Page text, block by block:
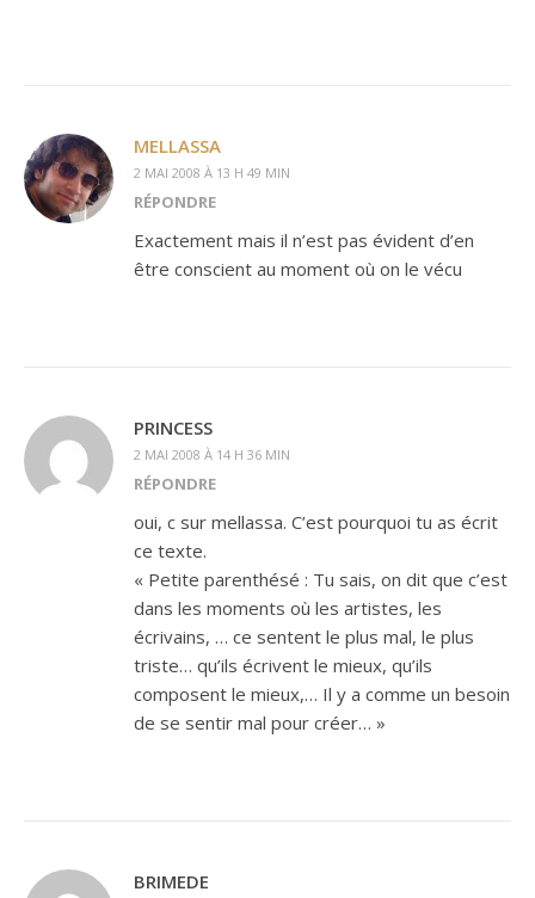
MELLASSA
2 MAI 2008 À 13 H 49 MIN
RÉPONDRE
Exactement mais il n’est pas évident d’en
être conscient au moment où on le vécu
PRINCESS
2 MAI 2008 À 14 H 36 MIN
RÉPONDRE
oui, c sur mellassa. C’est pourquoi tu as écrit
ce texte.
« Petite parenthésé : Tu sais, on dit que c’est
dans les moments où les artistes, les
écrivains, … ce sentent le plus mal, le plus
triste… qu’ils écrivent le mieux, qu’ils
composent le mieux,… Il y a comme un besoin
de se sentir mal pour créer… »
BRIMEDE